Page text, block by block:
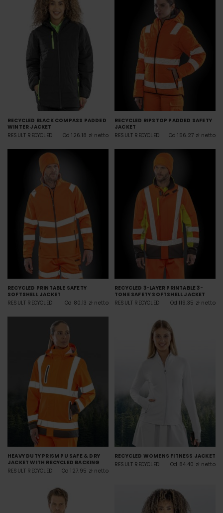
RECYCLED BLACK COMPASS PADDED
WINTER JACKET
RESULT RECYCLED
Od 126.18 zł netto
RECYCLED RIPSTOP PADDED SAFETY
JACKET
RESULT RECYCLED
Od 156.27 zł netto
RECYCLED PRINTABLE SAFETY
SOFTSHELL JACKET
RESULT RECYCLED
Od 80.13 zł netto
RECYCLED 3-LAYER PRINTABLE 3-
TONE SAFETY SOFTSHELL JACKET
RESULT RECYCLED
Od 119.35 zł netto
HEAVY DUTY PRISM PU SAFE & DRY
JACKET WITH RECYCLED BACKING
RESULT RECYCLED
Od 127.95 zł netto
RECYCLED WOMENS FITNESS JACKET
RESULT RECYCLED
Od 84.40 zł netto